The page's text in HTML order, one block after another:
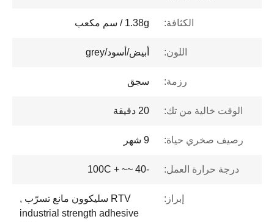
الكثافة: 1.38g / سم مكعب
اللون: أبيض/أسود/grey
رزمة: سجق
الوقت خالية من تك: 20 دقيقة
رصيف صخري حياة: 9 شهر
درجة حرارة العمل: -40 ~~ + 100C
إبراز:
RTV سليكوون مانع تسرّب ,
industrial strength adhesive